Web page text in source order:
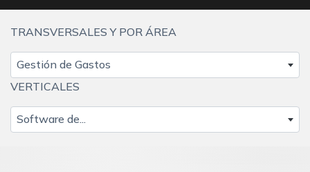
TRANSVERSALES Y POR ÁREA
Gestión de Gastos
VERTICALES
Software de...